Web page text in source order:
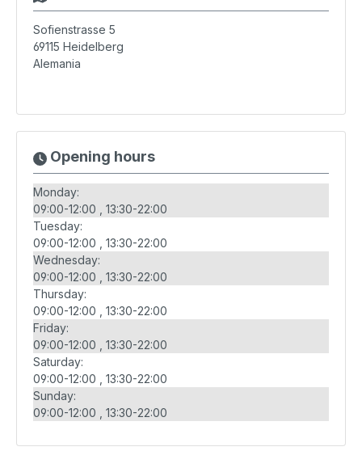
Sofienstrasse 5
69115 Heidelberg
Alemania
Opening hours
Monday:
09:00-12:00
13:30-22:00
Tuesday:
09:00-12:00
13:30-22:00
Wednesday:
09:00-12:00
13:30-22:00
Thursday:
09:00-12:00
13:30-22:00
Friday:
09:00-12:00
13:30-22:00
Saturday:
09:00-12:00
13:30-22:00
Sunday:
09:00-12:00
13:30-22:00